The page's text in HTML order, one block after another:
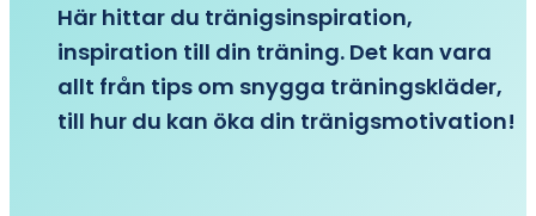
Här hittar du tränigsinspiration,
inspiration till din träning. Det kan vara
allt från tips om snygga träningskläder,
till hur du kan öka din tränigsmotivation!